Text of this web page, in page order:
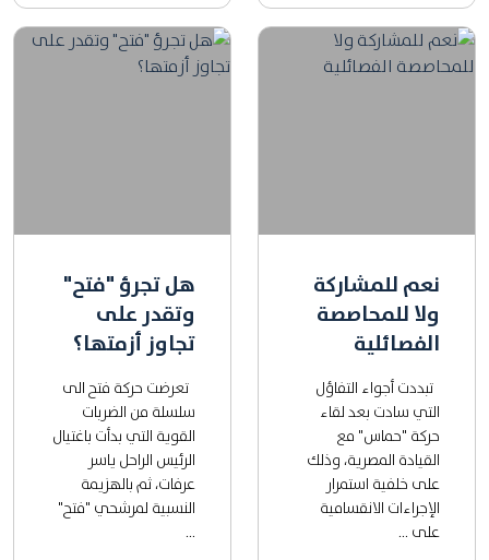
نعم للمشاركة
ولا للمحاصصة
الفصائلية
تبددت أجواء التفاؤل
التي سادت بعد لقاء
حركة "حماس" مع
القيادة المصرية، وذلك
على خلفية استمرار
الإجراءات الانقسامية
على ...
هل تجرؤ "فتح"
وتقدر على
تجاوز أزمتها؟
تعرضت حركة فتح الى
سلسلة من الضربات
القوية التي بدأت باغتيال
الرئيس الراحل ياسر
عرفات، ثم بالهزيمة
النسبية لمرشحي "فتح"